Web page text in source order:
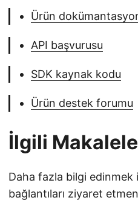
Ürün
API başvurusu
SDK kaynak kodu
Ürün destek forumu
İlgili
Daha fazla bilgi edinmek
bağlantıları ziyaret